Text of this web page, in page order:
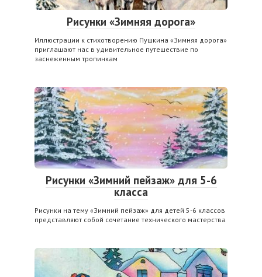
Рисунки «Зимняя дорога»
Иллюстрации к стихотворению Пушкина «Зимняя дорога»
приглашают нас в удивительное путешествие по
заснеженным тропинкам
Рисунки «Зимний пейзаж» для 5-6
класса
Рисунки на тему «Зимний пейзаж» для детей 5-6 классов
представляют собой сочетание технического мастерства